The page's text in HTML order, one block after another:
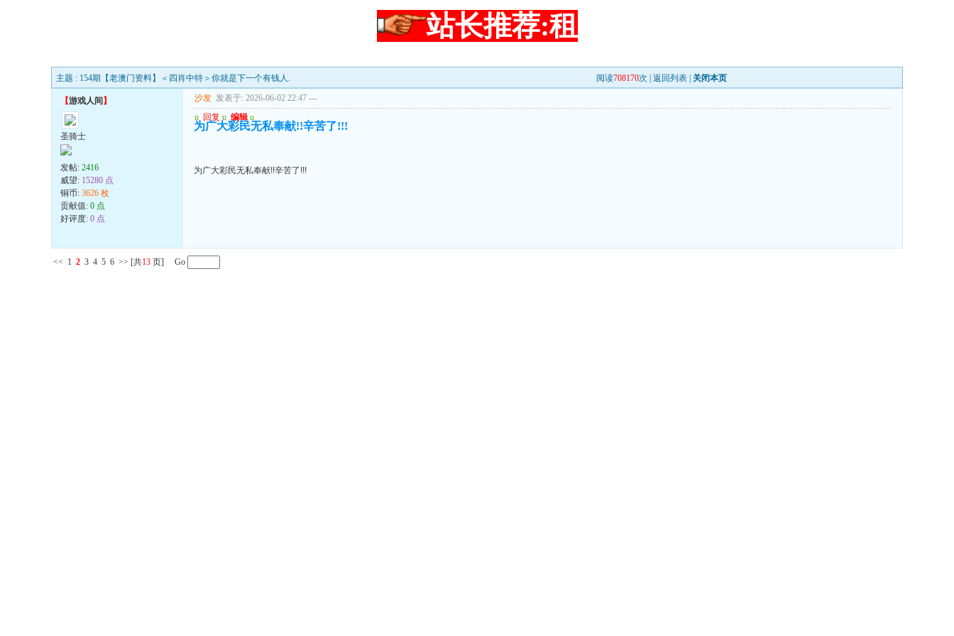
站长推荐:租
主题 : 154期【老澳门资料】＜四肖中特＞你就是下一个有钱人. 阅读708170次 | 返回列表 关闭本页
【游戏人间 】
圣骑士
发帖: 2416
威望: 15280 点
铜币: 3626 枚
贡献值: 0 点
好评度: 0 点
沙发 发表于: 2026-06-02 22:47 ---
u 回复 u 编辑 u
为广大彩民无私奉献!!辛苦了!!!
为广大彩民无私奉献!!辛苦了!!!
<< 1 2 3 4 5 6 >> [共13 页] Go